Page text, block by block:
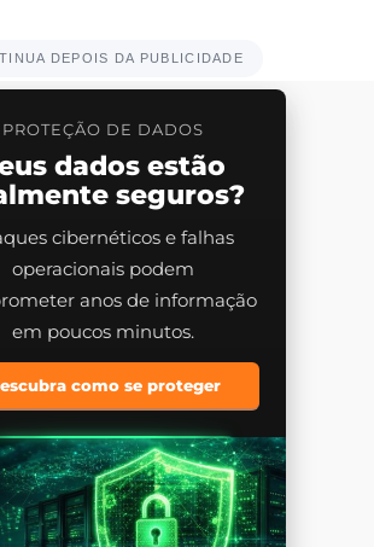
DEPOIS DA PUBLICIDADE
PROTEÇÃO DE DADOS
dados estão
seguros?
cibernéticos e falhas
operacionais podem
anos de informação
em poucos minutos.
como se proteger